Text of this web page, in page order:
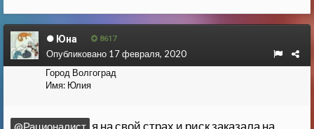
Юна 8617
Город Волгоград
Имя: Юлия
Опубликовано 17 февраля, 2020
@Рационалист я на свой страх и риск заказала на